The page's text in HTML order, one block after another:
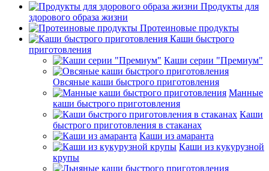
Продукты для
здорового образа жизни
Протеиновые продукты
Каши быстрого
приготовления
Каши серии "Премиум"
Овсяные каши быстрого приготовления
Манные
каши быстрого приготовления
Каши
быстрого приготовления в стаканах
Каши из амаранта
Каши из кукурузной
крупы